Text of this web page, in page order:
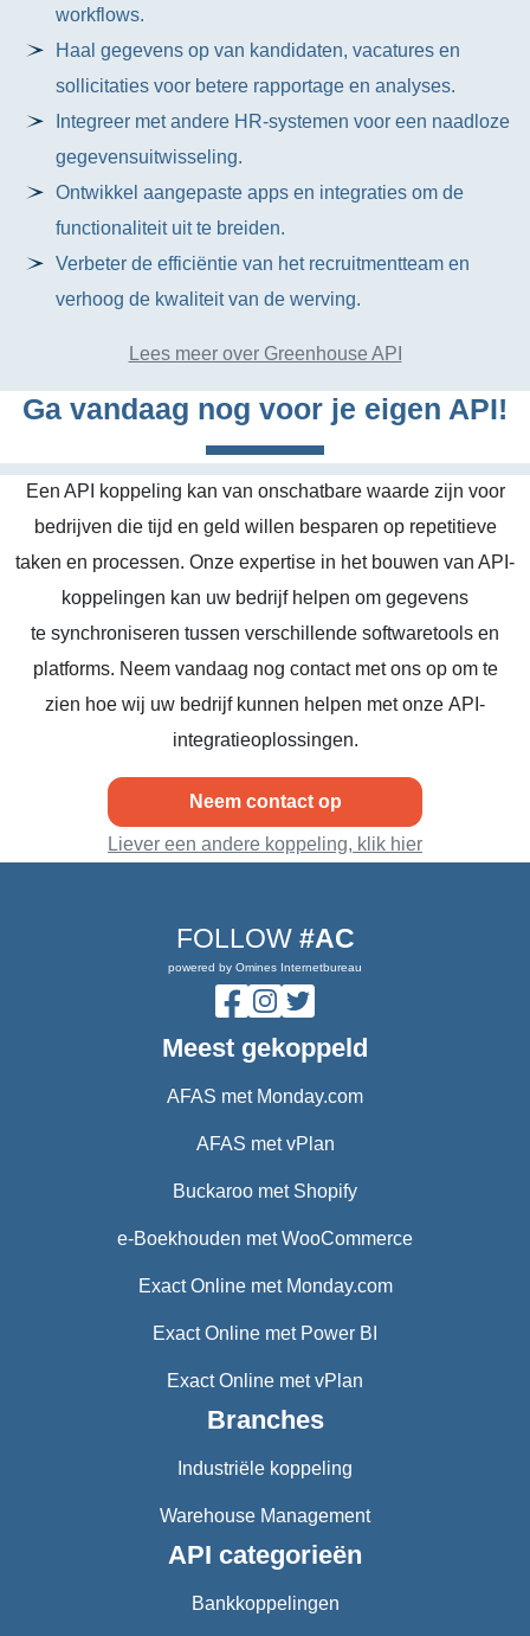
workflows.
Haal gegevens op van kandidaten, vacatures en
sollicitaties voor betere rapportage en analyses.
Integreer met andere HR-systemen voor een naadloze
gegevensuitwisseling.
Ontwikkel aangepaste apps en integraties om de
functionaliteit uit te breiden.
Verbeter de efficiëntie van het recruitmentteam en
verhoog de kwaliteit van de werving.
Lees meer over Greenhouse API
Ga vandaag nog voor je eigen API!
Een API koppeling kan van onschatbare waarde zijn voor
bedrijven die tijd en geld willen besparen op repetitieve
taken en processen. Onze expertise in het bouwen van API-
koppelingen kan uw bedrijf helpen om gegevens
te synchroniseren tussen verschillende softwaretools en
platforms. Neem vandaag nog contact met ons op om te
zien hoe wij uw bedrijf kunnen helpen met onze API-
integratieoplossingen.
Neem contact op
Liever een andere koppeling, klik hier
FOLLOW #AC
powered by Omines Internetbureau
Meest gekoppeld
AFAS met Monday.com
AFAS met vPlan
Buckaroo met Shopify
e-Boekhouden met WooCommerce
Exact Online met Monday.com
Exact Online met Power BI
Exact Online met vPlan
Branches
Industriële koppeling
Warehouse Management
API categorieën
Bankkoppelingen